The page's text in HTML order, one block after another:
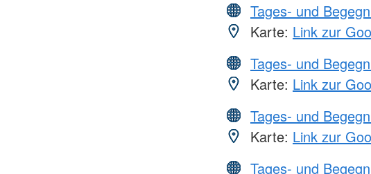
Tages- und
Karte: Link zur
Tages- und
Karte: Link zur
Tages- und
Karte: Link zur
Tages- und